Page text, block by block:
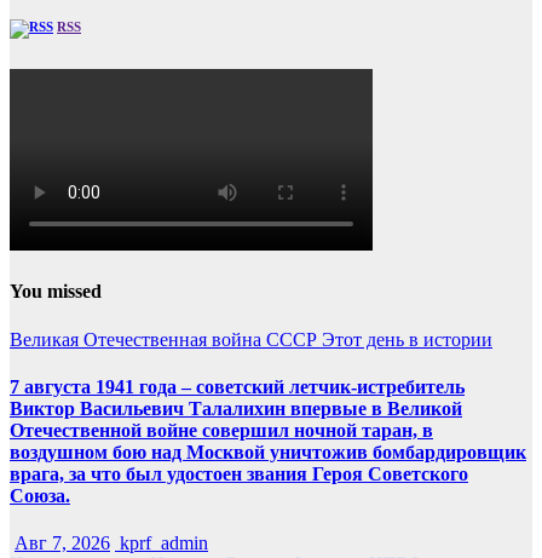
RSS
You missed
Великая Отечественная война СССР Этот день в истории
7 августа 1941 года – советский летчик-истребитель
Виктор Васильевич Талалихин впервые в Великой
Отечественной войне совершил ночной таран, в
воздушном бою над Москвой уничтожив бомбардировщик
врага, за что был удостоен звания Героя Советского
Союза.
Авг 7, 2026 kprf_admin